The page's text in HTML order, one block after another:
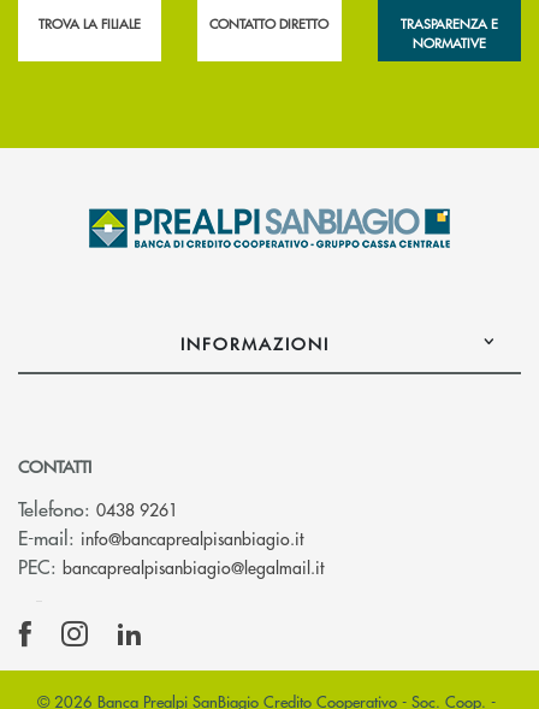
TROVA LA FILIALE CONTATTO DIRETTO
TRASPARENZA E
NORMATIVE
INFORMAZIONI
CONTATTI
Telefono: 0438 9261
E-mail: info@bancaprealpisanbiagio.it(si apre l’app di posta
PEC: bancaprealpisanbiagio@legalmail.it(si apre l’app di posta
© 2026 Banca Prealpi SanBiagio Credito Cooperativo - Soc. Coop. -